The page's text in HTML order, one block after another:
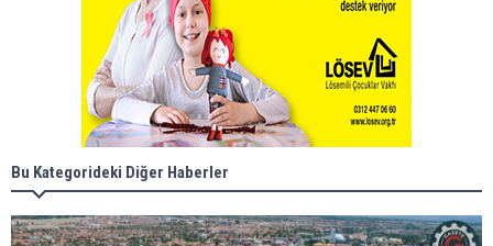
Bu Kategorideki Diğer Haberler